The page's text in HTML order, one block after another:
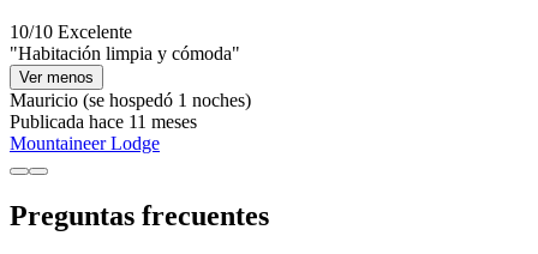
10/10 Excelente
"Habitación limpia y cómoda"
Ver menos
Mauricio (se hospedó 1 noches)
Publicada hace 11 meses
Mountaineer Lodge
Preguntas frecuentes